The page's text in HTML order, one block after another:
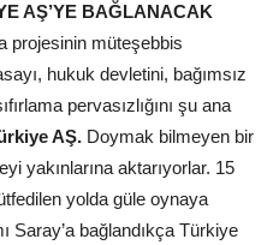
AŞ’YE BAĞLANACAK
projesinin müteşebbis
hukuk devletini, bağımsız
pervasızlığını şu ana
AŞ. Doymak bilmeyen bir
yakınlarına aktarıyorlar. 15
yolda güle oynaya
Saray’a bağlandıkça Türkiye